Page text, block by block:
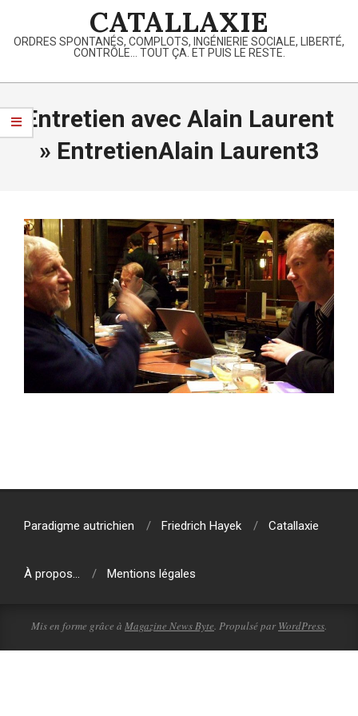
content
CATALLAXIE
ORDRES SPONTANÉS, COMPLOTS, INGÉNIERIE SOCIALE, LIBERTÉ,
CONTRÔLE… TOUT ÇA. ET PUIS LE RESTE.
Primary
Menu
Entretien avec Alain Laurent
» EntretienAlain Laurent3
Paradigme autrichien
Friedrich Hayek Catallaxie
À propos… Mentions légales
Mis en forme grâce à Magazine News Byte. Propulsé par WordPress.